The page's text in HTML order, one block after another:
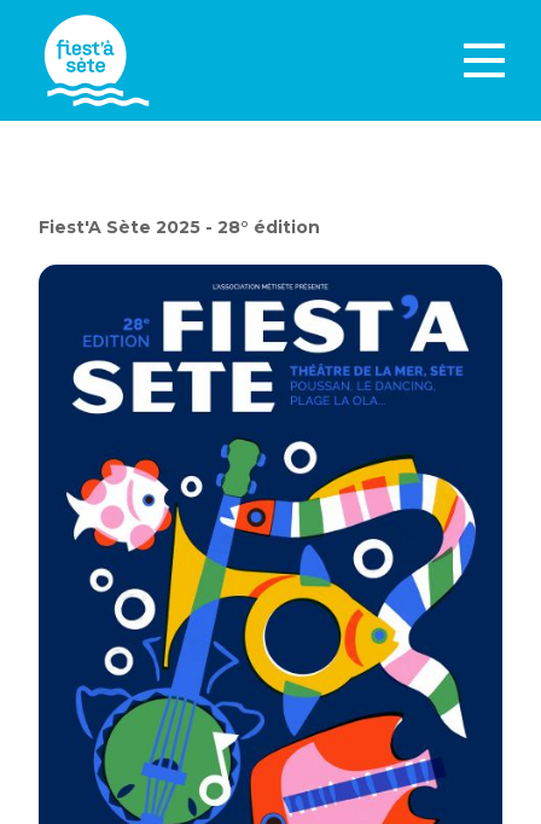
Fiest'A Sète 2025 - 28° édition